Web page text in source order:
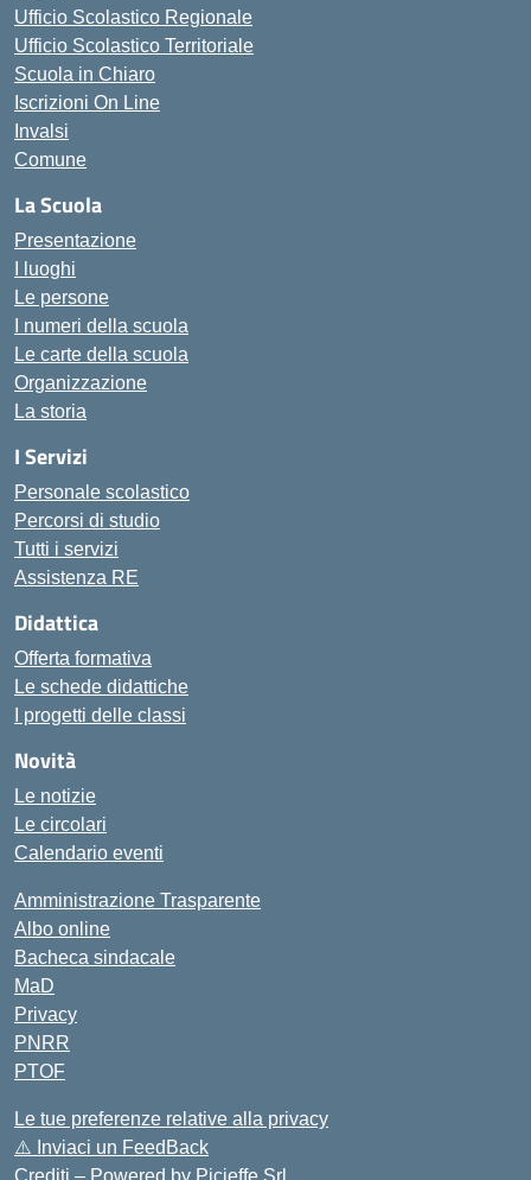
Ufficio Scolastico Regionale
Ufficio Scolastico Territoriale
Scuola in Chiaro
Iscrizioni On Line
Invalsi
Comune
La Scuola
Presentazione
I luoghi
Le persone
I numeri della scuola
Le carte della scuola
Organizzazione
La storia
I Servizi
Personale scolastico
Percorsi di studio
Tutti i servizi
Assistenza RE
Didattica
Offerta formativa
Le schede didattiche
I progetti delle classi
Novità
Le notizie
Le circolari
Calendario eventi
Amministrazione Trasparente
Albo online
Bacheca sindacale
MaD
Privacy
PNRR
PTOF
Le tue preferenze relative alla privacy
⚠️ Inviaci un FeedBack
Crediti – Powered by Picieffe Srl